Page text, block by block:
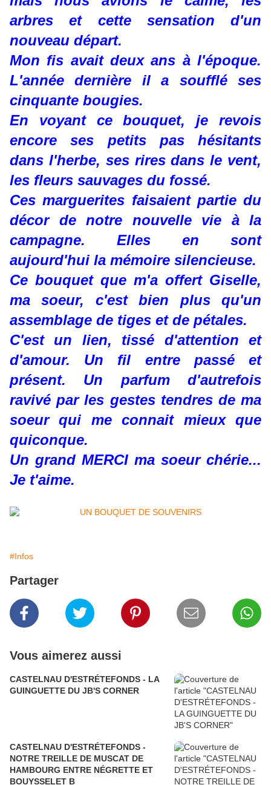
arbres et cette sensation d'un
nouveau départ.
Mon fis avait deux ans à l'époque.
L'année dernière il a soufflé ses
cinquante bougies.
En voyant ce bouquet, je revois
encore ses petits pas hésitants
dans l'herbe, ses rires dans le vent,
les fleurs sauvages du fossé.
Ces marguerites faisaient partie du
décor de notre nouvelle vie à la
campagne. Elles en sont
aujourd'hui la mémoire silencieuse.
Ce bouquet que m'a offert Giselle,
ma soeur, c'est bien plus qu'un
assemblage de tiges et de pétales.
C'est un lien, tissé d'attention et
d'amour. Un fil entre passé et
présent. Un parfum d'autrefois
ravivé par les gestes tendres de ma
soeur qui me connait mieux que
quiconque.
Un grand MERCI ma soeur chérie...
Je t'aime.
#Infos
Partager
Vous aimerez aussi
CASTELNAU D'ESTRÉTEFONDS - LA
GUINGUETTE DU JB'S CORNER
CASTELNAU D'ESTRÉTEFONDS -
NOTRE TREILLE DE MUSCAT DE
HAMBOURG ENTRE NÉGRETTE ET
BOUYSSELET B